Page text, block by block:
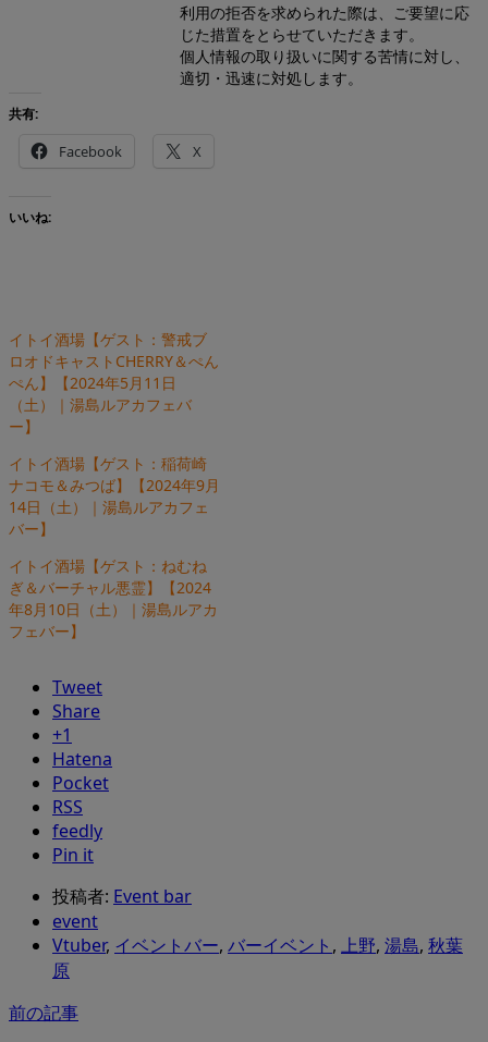
利用の拒否を求められた際は、ご要望に応
じた措置をとらせていただきます。
個人情報の取り扱いに関する苦情に対し、
適切・迅速に対処します。
共有:
Facebook X
いいね:
イトイ酒場【ゲスト：警戒ブ
ロオドキャストCHERRY＆ぺん
ぺん】【2024年5月11日
（土）｜湯島ルアカフェバ
ー】
イトイ酒場【ゲスト：稲荷崎
ナコモ＆みつば】【2024年9月
14日（土）｜湯島ルアカフェ
バー】
イトイ酒場【ゲスト：ねむね
ぎ＆バーチャル悪霊】【2024
年8月10日（土）｜湯島ルアカ
フェバー】
Tweet
Share
+1
Hatena
Pocket
RSS
feedly
Pin it
投稿者: Event bar
event
Vtuber, イベントバー, バーイベント , 上野, 湯島, 秋葉
原
前の記事